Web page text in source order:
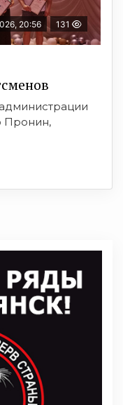
20:56 131
Пронин,